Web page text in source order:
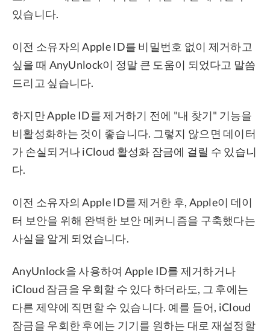
있습니다.
이전 소유자의 Apple ID를 비밀번호 없이 제거하고
싶을 때 AnyUnlock이 정말 큰 도움이 되었다고 말씀
드리고 싶습니다.
하지만 Apple ID를 제거하기 전에 "내 찾기" 기능을
비활성화하는 것이 좋습니다. 그렇지 않으면 데이터
가 손실되거나 iCloud 활성화 잠금에 걸릴 수 있습니
다.
이전 소유자의 Apple ID를 제거한 후, Apple이 데이
터 보안을 위해 완벽한 보안 메커니즘을 구축했다는
사실을 알게 되었습니다.
AnyUnlock을 사용하여 Apple ID를 제거하거나
iCloud 잠금을 우회할 수 있다 하더라도, 그 후에는
다른 제약에 직면할 수 있습니다. 예를 들어, iCloud
잠금을 우회한 후에는 기기를 원하는 대로 재설정할